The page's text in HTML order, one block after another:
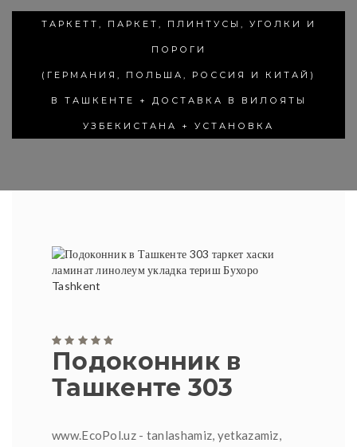
ТАРКЕТТ, ПАРКЕТ, ПЛИНТУСЫ, УГОЛКИ И
ПОРОГИ
(ГЕРМАНИЯ, ПОЛЬША, РОССИЯ И КИТАЙ)
В ТАШКЕНТЕ + ДОСТАВКА В ВИЛОЯТЫ
УЗБЕКИСТАНА + УСТАНОВКА
Подоконник в
Ташкенте 303
www.EcoPol.uz - tanlashamiz, yetkazamiz,